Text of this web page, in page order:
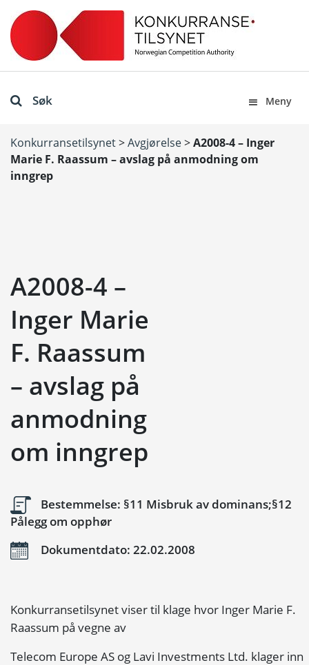
Søk Meny
Konkurransetilsynet>Avgjørelse>A2008-4 – Inger
Marie F. Raassum – avslag på anmodning om
inngrep
A2008-4 –
Inger Marie
F. Raassum
– avslag på
anmodning
om inngrep
Bestemmelse: §11 Misbruk av dominans;§12
Pålegg om opphør
Dokumentdato: 22.02.2008
Konkurransetilsynet viser til klage hvor Inger Marie F.
Raassum på vegne av
Telecom Europe AS og Lavi Investments Ltd. klager inn